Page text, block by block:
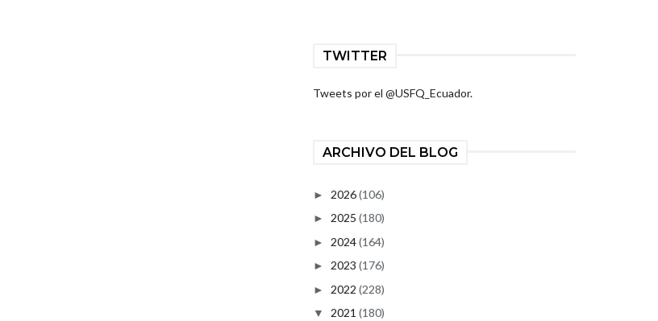
TWITTER
Tweets por el @USFQ_Ecuador.
ARCHIVO DEL BLOG
► 2026(106)
► 2025 (180)
► 2024(164)
► 2023 (176)
► 2022 (228)
▼ 2021 (180)